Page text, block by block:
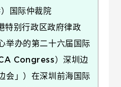
国际仲裁院
特别行政区政府律政
举办的第二十六届国际
Congress）深圳边
会」）在深圳前海国际